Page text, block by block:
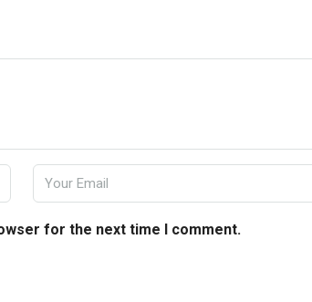
for the next time I comment.